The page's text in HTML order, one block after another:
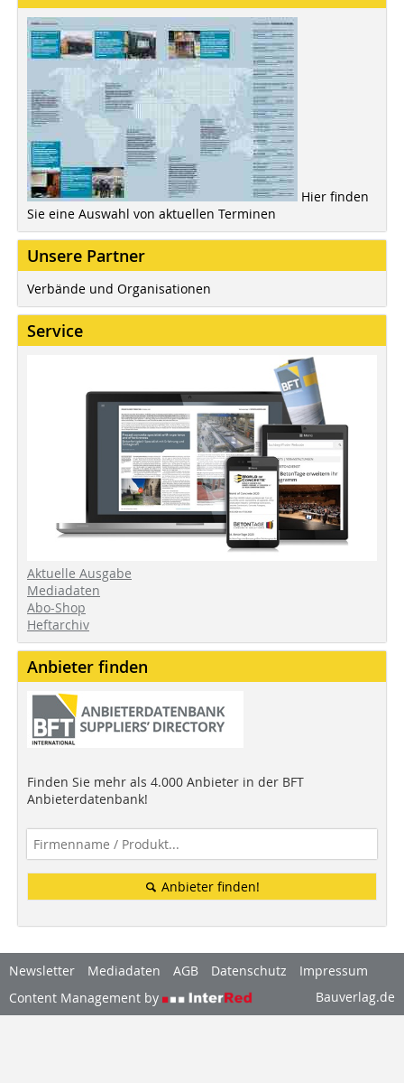
Hier finden
Sie eine Auswahl von aktuellen Terminen
Unsere Partner
Verbände und Organisationen
Service
Aktuelle Ausgabe
Mediadaten
Abo-Shop
Heftarchiv
Anbieter finden
Finden Sie mehr als 4.000 Anbieter in der BFT
Anbieterdatenbank!
Anbieter finden!
Newsletter Mediadaten AGB Datenschutz
Impressum
Content Management by
Bauverlag.de